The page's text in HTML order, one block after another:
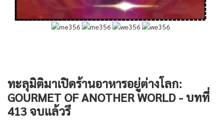
ทะลุมิติมาเปิดร้านอาหารอยู่ต่างโลก:
GOURMET OF ANOTHER WORLD - บทที่
413 จบแล้วรึ